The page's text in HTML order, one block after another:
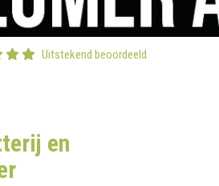
Uitstekend beoordeeld
en